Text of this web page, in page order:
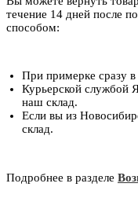
течение 14 дней после
способом:
При примерке сразу
Курьерской службой
наш склад.
Если вы из
склад.
Подробнее в разделе